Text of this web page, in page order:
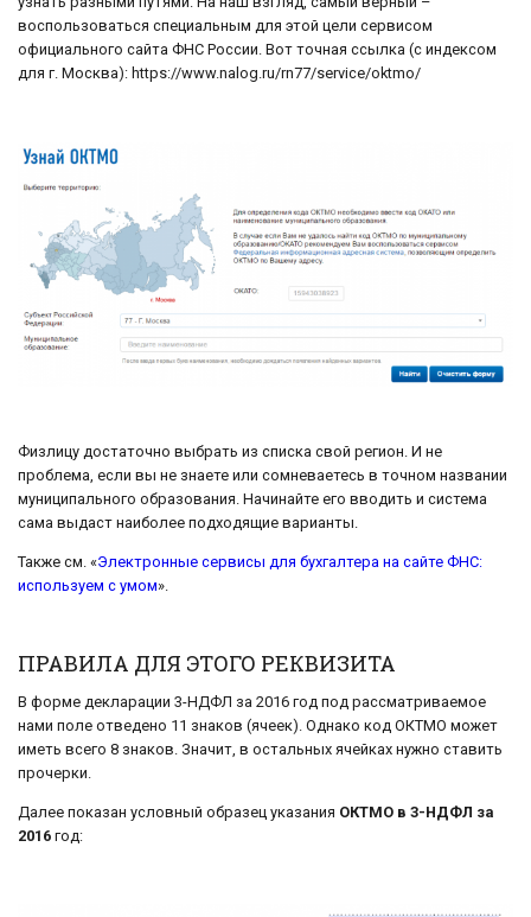
воспользоваться специальным для этой цели сервисом
официального сайта ФНС России. Вот точная ссылка (с индексом
для г. Москва): https://www.nalog.ru/rn77/service/oktmo/
Физлицу достаточно выбрать из списка свой регион. И не
проблема, если вы не знаете или сомневаетесь в точном названии
муниципального образования. Начинайте его вводить и система
сама выдаст наиболее подходящие варианты.
Также см. «Электронные сервисы для бухгалтера на сайте ФНС:
используем с умом».
ПРАВИЛА ДЛЯ ЭТОГО РЕКВИЗИТА
В форме декларации 3-НДФЛ за 2016 год под рассматриваемое
нами поле отведено 11 знаков (ячеек). Однако код ОКТМО может
иметь всего 8 знаков. Значит, в остальных ячейках нужно ставить
прочерки.
Далее показан условный образец указания ОКТМО в 3-НДФЛ за
2016 год: